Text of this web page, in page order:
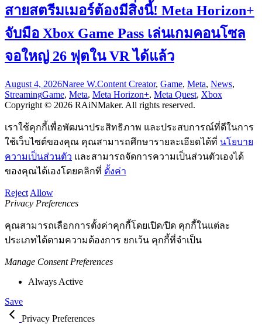
สายสตรีมเมอร์ต้องมีสิ่งนี้! Meta Horizon+
จับมือ Xbox Game Pass เล่นเกมคอนโซล
จอใหญ่ 26 ฟุตใน VR ได้แล้ว
August 4, 2026Naree W.Content Creator, Game, Meta, News,
StreamingGame, Meta, Meta Horizon+, Meta Quest, Xbox
Copyright © 2026 RAiNMaker. All rights reserved.
เราใช้คุกกี้เพื่อพัฒนาประสิทธิภาพ และประสบการณ์ที่ดีในการ
ใช้เว็บไซต์ของคุณ คุณสามารถศึกษารายละเอียดได้ที่ นโยบาย
ความเป็นส่วนตัว และสามารถจัดการความเป็นส่วนตัวเองได้
ของคุณได้เองโดยคลิกที่ ตั้งค่า
Reject Allow
Privacy Preferences
คุณสามารถเลือกการตั้งค่าคุกกี้โดยเปิด/ปิด คุกกี้ในแต่ละ
ประเภทได้ตามความต้องการ ยกเว้น คุกกี้ที่จำเป็น
Manage Consent Preferences
Always Active
Save
Privacy Preferences